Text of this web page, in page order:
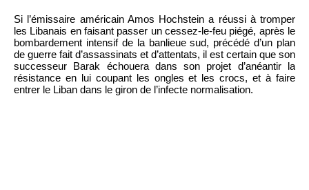
Si l’émissaire américain Amos Hochstein a réussi à tromper
les Libanais en faisant passer un cessez-le-feu piégé, après le
bombardement intensif de la banlieue sud, précédé d’un plan
de guerre fait d’assassinats et d’attentats, il est certain que son
successeur Barak échouera dans son projet d’anéantir la
résistance en lui coupant les ongles et les crocs, et à faire
entrer le Liban dans le giron de l’infecte normalisation.